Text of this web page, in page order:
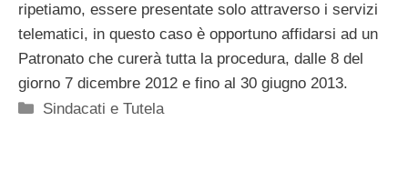
ripetiamo, essere presentate solo attraverso i servizi
telematici, in questo caso è opportuno affidarsi ad un
Patronato che curerà tutta la procedura, dalle 8 del
giorno 7 dicembre 2012 e fino al 30 giugno 2013.
Categorie
Sindacati e Tutela